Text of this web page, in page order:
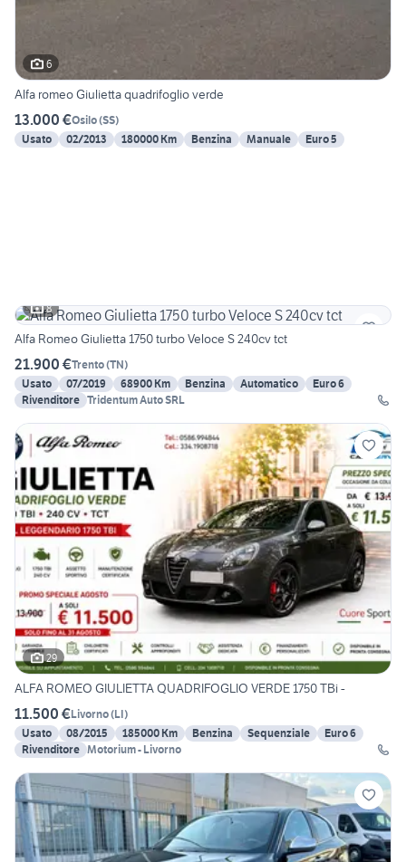
6
Alfa romeo Giulietta quadrifoglio verde
13.000 €Osilo(SS)
Usato
02/2013 180000 Km Benzina Manuale Euro 5
8
Alfa Romeo Giulietta 1750 turbo Veloce S 240cv tct
21.900 €Trento(TN)
Usato
07/2019 68900 Km Benzina Automatico
Euro 6
Rivenditore Tridentum Auto SRL
29
ALFA ROMEO GIULIETTA QUADRIFOGLIO VERDE 1750 TBi -
11.500 €Livorno(LI)
Usato
08/2015 185000 Km Benzina Sequenziale
Euro 6
Rivenditore Motorium - Livorno